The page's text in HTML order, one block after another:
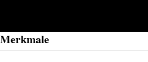
Merkmale